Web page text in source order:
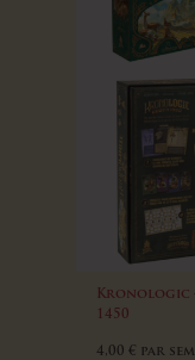
Kronologic
1450
4,00 € par